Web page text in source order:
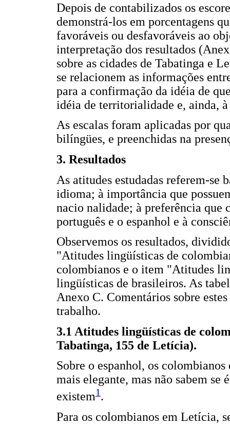
Depois de contabilizados os
demonstrá-los em porcentagens
favoráveis ou desfavoráveis ao
interpretação dos resultados
sobre as cidades de Tabatinga e
se relacionem as informações
para a confirmação da idéia de
idéia de territorialidade e, ainda,
As escalas foram aplicadas por
bilíngües, e preenchidas na
3. Resultados
As atitudes estudadas referem-se
idioma; à importância que
nacio nalidade; à preferência que
português e o espanhol e à
Observemos os resultados,
"Atitudes lingüísticas de
colombianos e o item "Atitudes
lingüísticas de brasileiros. As
Anexo C. Comentários sobre
trabalho.
3.1 Atitudes lingüísticas de
Tabatinga, 155 de Letícia).
Sobre o espanhol, os
mais elegante, mas não sabem se
existem1.
Para os colombianos em Letícia,